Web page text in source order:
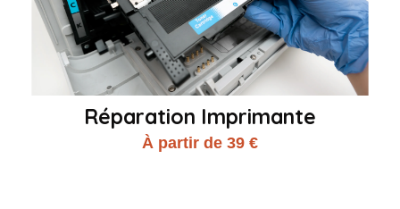
Réparation Imprimante
À partir de 39 €